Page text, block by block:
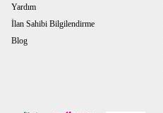
Yardım
İlan Sahibi Bilgilendirme
Blog